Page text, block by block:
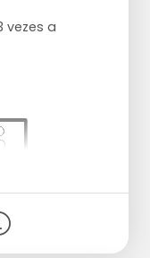
vezes a